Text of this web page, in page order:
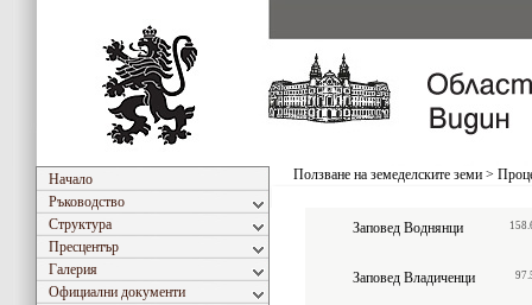
Начало
Ръководство
Структура
Пресцентър
Галерия
Официални документи
Ползване на земеделските земи >
Заповед Воднянци
Заповед Владиченци